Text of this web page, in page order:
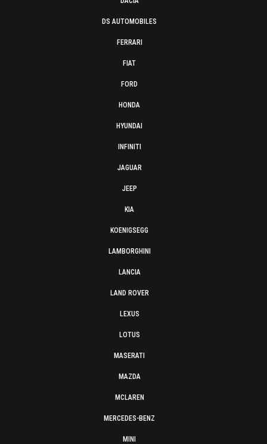
DS AUTOMOBILES
FERRARI
FIAT
FORD
HONDA
HYUNDAI
INFINITI
JAGUAR
JEEP
KIA
KOENIGSEGG
LAMBORGHINI
LANCIA
LAND ROVER
LEXUS
LOTUS
MASERATI
MAZDA
MCLAREN
MERCEDES-BENZ
MINI